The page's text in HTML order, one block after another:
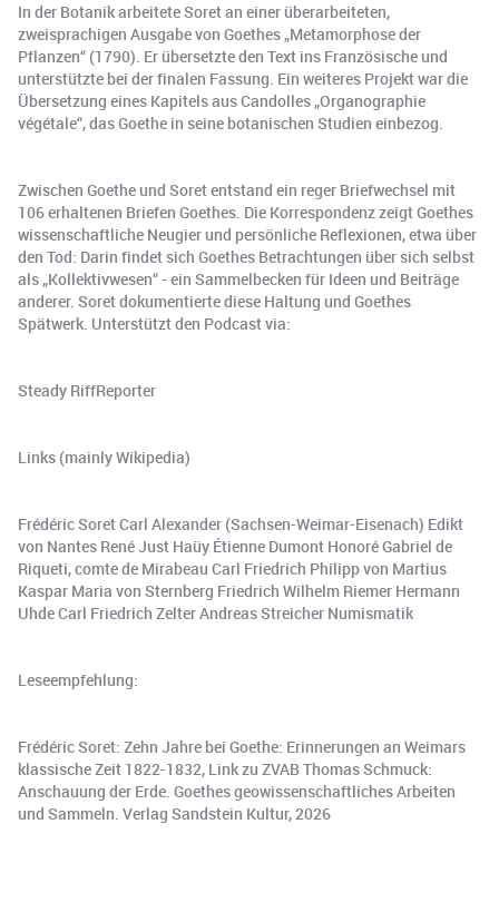
In der Botanik arbeitete Soret an einer überarbeiteten,
zweisprachigen Ausgabe von Goethes „Metamorphose der
Pflanzen“ (1790). Er übersetzte den Text ins Französische und
unterstützte bei der finalen Fassung. Ein weiteres Projekt war die
Übersetzung eines Kapitels aus Candolles „Organographie
végétale“, das Goethe in seine botanischen Studien einbezog.
Zwischen Goethe und Soret entstand ein reger Briefwechsel mit
106 erhaltenen Briefen Goethes. Die Korrespondenz zeigt Goethes
wissenschaftliche Neugier und persönliche Reflexionen, etwa über
den Tod: Darin findet sich Goethes Betrachtungen über sich selbst
als „Kollektivwesen“ - ein Sammelbecken für Ideen und Beiträge
anderer. Soret dokumentierte diese Haltung und Goethes
Spätwerk. Unterstützt den Podcast via:
Steady RiffReporter
Links (mainly Wikipedia)
Frédéric Soret Carl Alexander (Sachsen-Weimar-Eisenach) Edikt
von Nantes René Just Haüy Étienne Dumont Honoré Gabriel de
Riqueti, comte de Mirabeau Carl Friedrich Philipp von Martius
Kaspar Maria von Sternberg Friedrich Wilhelm Riemer Hermann
Uhde Carl Friedrich Zelter Andreas Streicher Numismatik
Leseempfehlung:
Frédéric Soret: Zehn Jahre bei Goethe: Erinnerungen an Weimars
klassische Zeit 1822-1832, Link zu ZVAB Thomas Schmuck:
Anschauung der Erde. Goethes geowissenschaftliches Arbeiten
und Sammeln. Verlag Sandstein Kultur, 2026